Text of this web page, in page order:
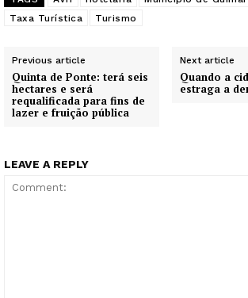
Taxa Turística
Turismo
Previous article
Quinta de Ponte: terá seis
hectares e será
requalificada para fins de
lazer e fruição pública
Next article
Quando a
estraga a
LEAVE A REPLY